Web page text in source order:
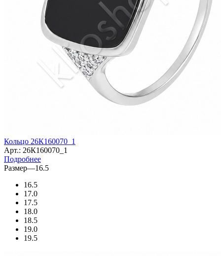
Кольцо 26К160070_1
Арт.: 26К160070_1
Подробнее
Размер—16.5
16.5
17.0
17.5
18.0
18.5
19.0
19.5